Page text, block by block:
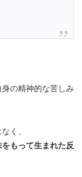
の精神的な苦しみ
く、
もって生まれた反